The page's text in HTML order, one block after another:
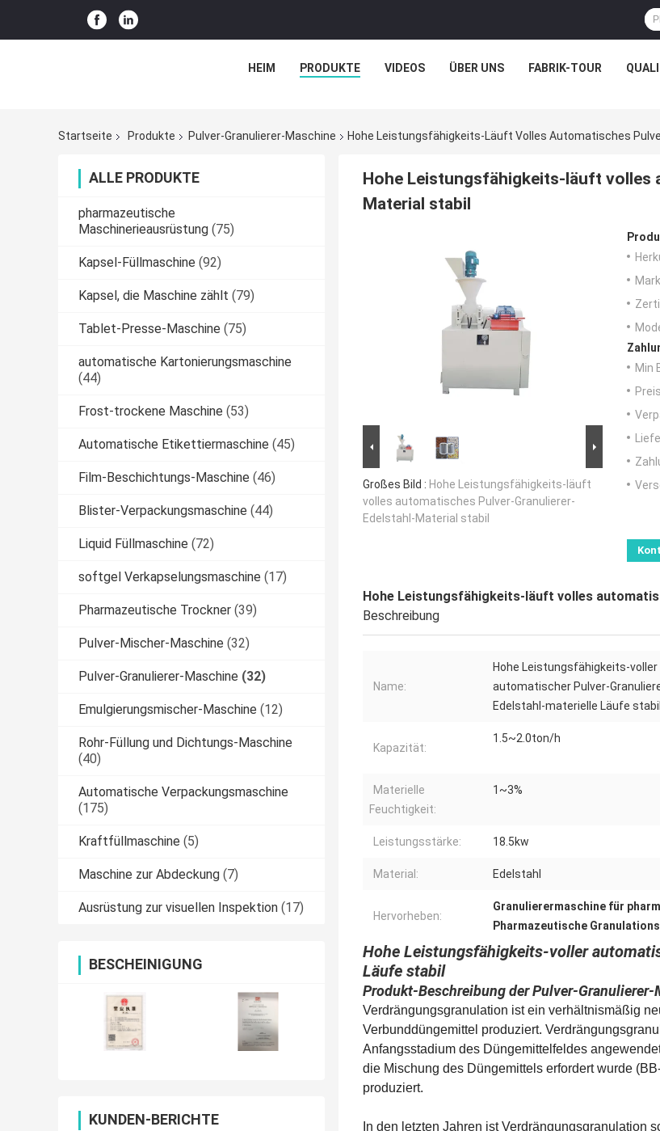
HEIM PRODUKTE VIDEOS ÜBER UNS FABRIK-TOUR
Startseite Produkte Pulver-Granulierer-Maschine Hohe Leistungsfähigkeits-Läuft Volles Automatisches
ALLE PRODUKTE
pharmazeutische
Maschinerieausrüstung (75)
Kapsel-Füllmaschine (92)
Kapsel, die Maschine zählt (79)
Tablet-Presse-Maschine (75)
automatische Kartonierungsmaschine
(44)
Frost-trockene Maschine (53)
Automatische Etikettiermaschine (45)
Film-Beschichtungs-Maschine (46)
Blister-Verpackungsmaschine (44)
Liquid Füllmaschine (72)
softgel Verkapselungsmaschine (17)
Pharmazeutische Trockner (39)
Pulver-Mischer-Maschine (32)
Pulver-Granulierer-Maschine (32)
Emulgierungsmischer-Maschine (12)
Rohr-Füllung und Dichtungs-Maschine
(40)
Automatische Verpackungsmaschine
(175)
Kraftfüllmaschine (5)
Maschine zur Abdeckung (7)
Ausrüstung zur visuellen Inspektion (17)
BESCHEINIGUNG
KUNDEN-BERICHTE
Hohe Leistungsfähigkeits-läuft volles
Material stabil
Großes Bild : Hohe Leistungsfähigkeits-läuft
volles automatisches Pulver-Granulierer-
Edelstahl-Material stabil
Min
Hohe Leistungsfähigkeits-läuft volles
Beschreibung
Name:
Hohe Leistungsfähigkeits-voller
automatischer Pulver-
Edelstahl-materielle Läufe stabil
Kapazität:
1.5~2.0ton/h
Materielle
Feuchtigkeit:
1~3%
Leistungsstärke: 18.5kw
Material: Edelstahl
Hervorheben:
Granulierermaschine für
Pharmazeutische
Hohe Leistungsfähigkeits-voller
Läufe stabil
Produkt-Beschreibung der Pulver-Granulierer-
Verdrängungsgranulation ist ein verhältnismäßig
Verbunddüngemittel produziert.
Anfangsstadium des Düngemittelfeldes
die Mischung des Düngemittels erfordert wurde
produziert.
In den letzten Jahren ist Verdrängungsgranulation